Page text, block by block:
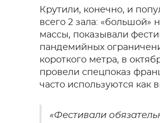
Крутили, конечно, и
всего 2 зала: «большой»
массы, показывали
пандемийных
короткого метра, в
провели спецпоказ
часто используются как
«Фестивали